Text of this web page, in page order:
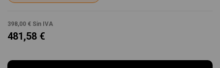
398,00 € Sin IVA
481,58 €